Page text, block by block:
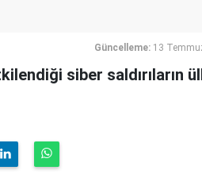
Güncelleme: 13
siber saldırıların